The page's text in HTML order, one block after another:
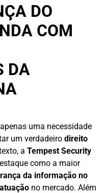
DO
COM
DA
uma necessidade
um verdadeiro direito
a Tempest Security
como a maior
da informação no
no mercado. Além